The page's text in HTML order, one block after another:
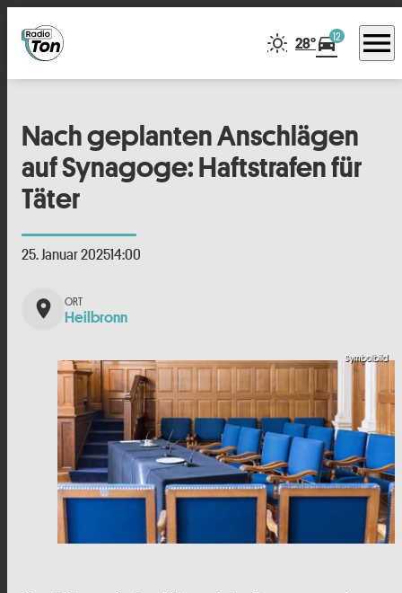
28°directions_car12 menu
Nach geplanten Anschlägen
auf Synagoge: Haftstrafen für
Täter
25. Januar 202514:00
place Heilbronn
Symbolbild